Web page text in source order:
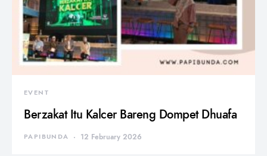
EVENT
Berzakat Itu Kalcer Bareng Dompet Dhuafa
PAPIBUNDA 12 February 2026